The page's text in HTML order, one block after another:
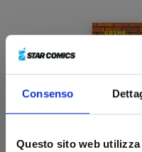
Consenso
Questo sito web